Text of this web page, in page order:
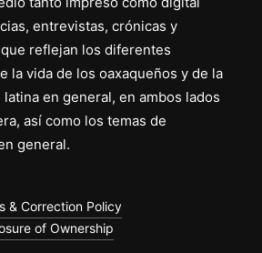
entrevistas, crónicas y
reflejan los diferentes
la vida de los oaxaqueños y de la
en general, en ambos lados
así como los temas de
general.
& Correction Policy
of Ownership